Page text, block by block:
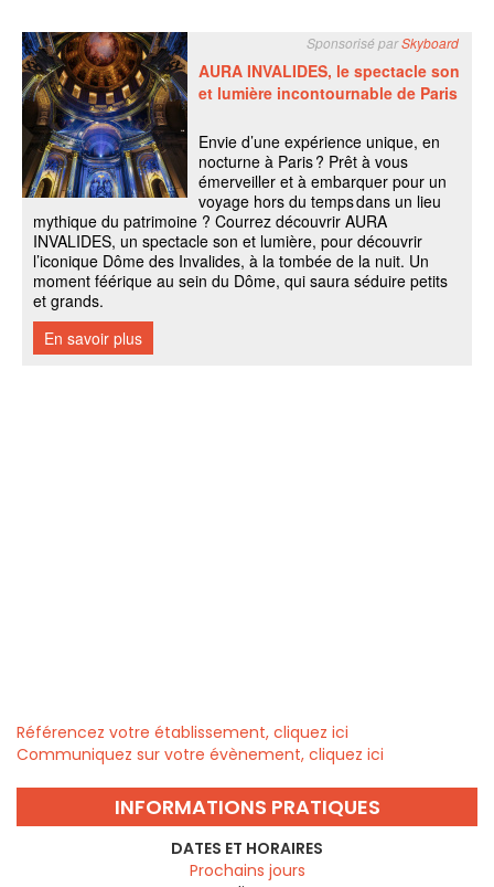
Référencez votre établissement, cliquez ici
Communiquez sur votre évènement, cliquez ici
INFORMATIONS PRATIQUES
DATES ET HORAIRES
Prochains jours